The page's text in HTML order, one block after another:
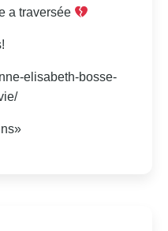
a traversée
elisabeth-bosse-